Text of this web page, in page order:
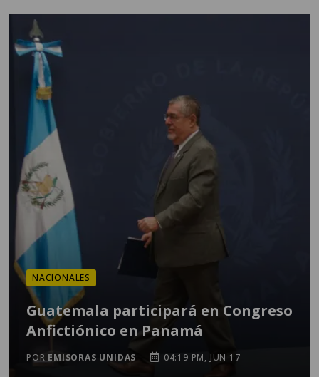
NACIONALES
Guatemala participará en Congreso
Anfictiónico en Panamá
POR EMISORAS UNIDAS 04:19 PM, JUN 17